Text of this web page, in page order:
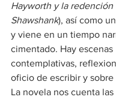
Hayworth y la redención
Shawshank), así como
y viene en un tiempo
cimentado. Hay escenas
contemplativas,
oficio de escribir y sobre
La novela nos cuenta